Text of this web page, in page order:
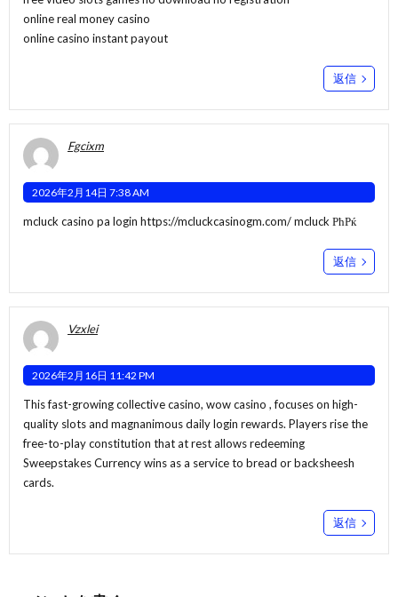
online real money casino
online casino instant payout
返信
Fgcixm
2026年2月14日 7:38 AM
mcluck casino pa login https://mcluckcasinogm.com/mcluck РћРќ
返信
Vzxlei
2026年2月16日 11:42 PM
This fast-growing collective casino, wow casino , focuses on high-
quality slots and magnanimous daily login rewards. Players rise the
free-to-play constitution that at rest allows redeeming
Sweepstakes Currency wins as a service to bread or backsheesh
cards.
返信